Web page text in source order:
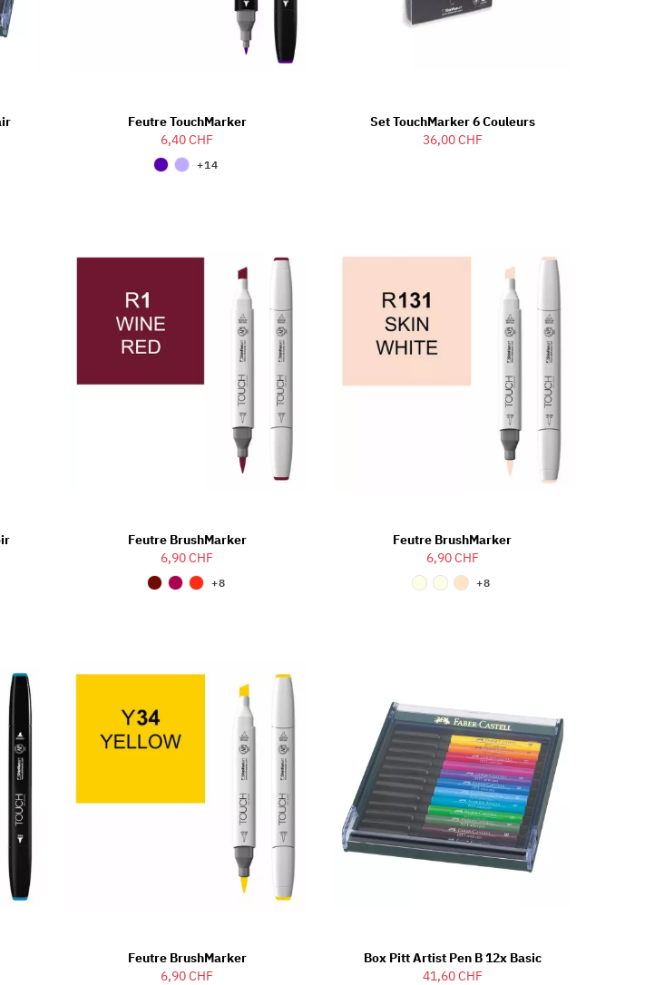
Feutre TouchMarker
6,40 CHF
+14
Set TouchMarker 6 Couleurs
36,00 CHF
Feutre BrushMarker
6,90 CHF
+8
Feutre BrushMarker
6,90 CHF
+8
Feutre BrushMarker
6,90 CHF
Box Pitt Artist Pen B 12x Basic
41,60 CHF